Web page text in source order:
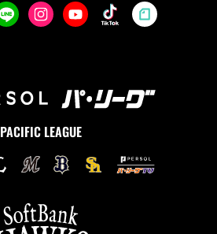
PACIFIC LEAGUE